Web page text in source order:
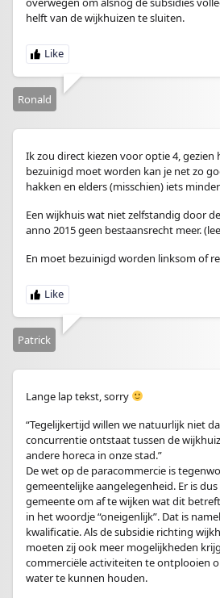
helft van de wijkhuizen te sluiten.
Ronald
Ik zou direct kiezen voor optie 4, gezien
bezuinigd moet worden kan je net zo
hakken en elders (misschien) iets
Een wijkhuis wat niet zelfstandig door
anno 2015 geen bestaansrecht meer.
En moet bezuinigd worden linksom of
Patrick
Lange lap tekst, sorry
“Tegelijkertijd willen we natuurlijk niet
concurrentie ontstaat tussen de
andere horeca in onze stad.”
De wet op de paracommercie is
gemeentelijke aangelegenheid. Er is
gemeente om af te wijken wat dit
in het woordje “oneigenlijk”. Dat is
kwalificatie. Als de subsidie richting
moeten zij ook meer mogelijkheden
commerciële activiteiten te ontplooien
water te kunnen houden.